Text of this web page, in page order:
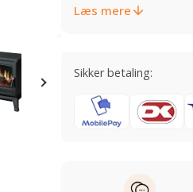
Læs mere
Sikker betaling: